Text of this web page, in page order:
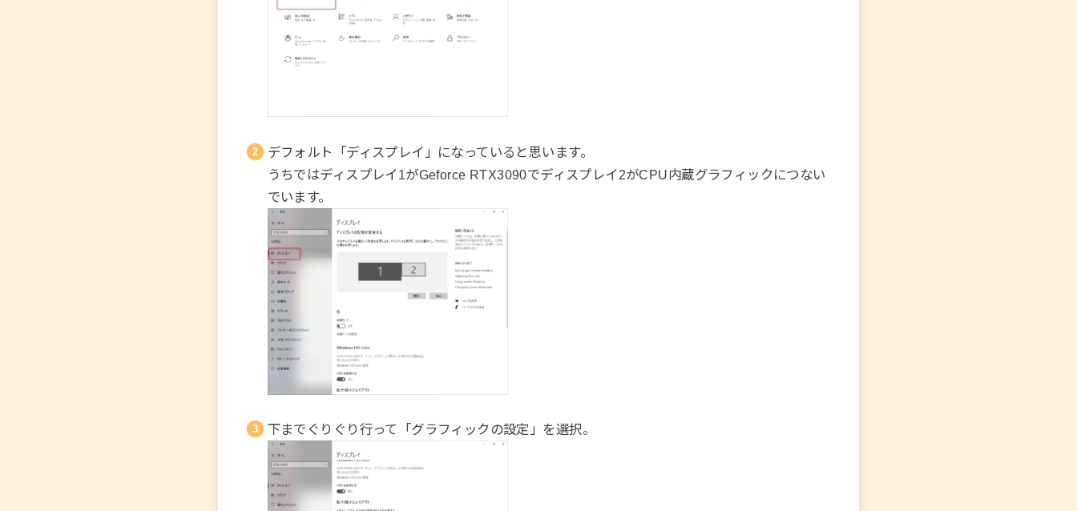
デフォルト「ディスプレイ」になっていると思います。
うちではディスプレイ1がGeforce RTX3090でディスプレイ2がCPU内蔵グラフィックにつない
でいます。
下までぐりぐり行って「グラフィックの設定」を選択。